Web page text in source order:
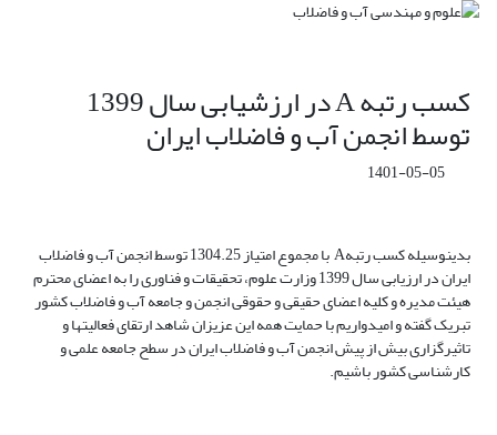
کسب رتبه A در ارزشیابی سال 1399
توسط انجمن آب و فاضلاب ایران
1401-05-05
بدینوسیله کسب رتبهA با مجموع امتیاز 1304.25 توسط انجمن آب و فاضلاب
ایران در ارزیابی سال 1399 وزارت علوم، تحقیقات و فناوری را به اعضای محترم
هیئت مدیره و کلیه اعضای حقیقی و حقوقی انجمن و جامعه آب و فاضلاب کشور
تبریک گفته و امیدواریم با حمایت همه این عزیزان شاهد ارتقای فعالیتها و
تاثیرگزاری بیش از پیش انجمن آب و فاضلاب ایران در سطح جامعه علمی و
کارشناسی کشور باشیم.